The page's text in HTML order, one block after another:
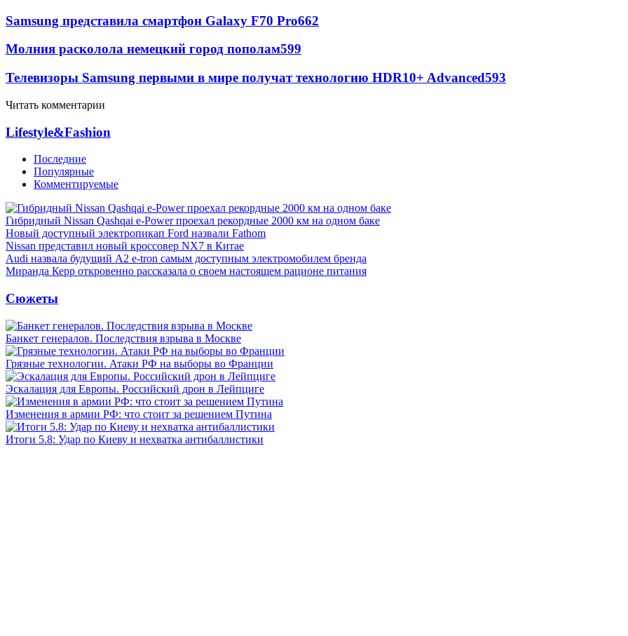
Samsung представила смартфон Galaxy F70 Pro662
Молния расколола немецкий город пополам599
Телевизоры Samsung первыми в мире получат технологию HDR10+ Advanced593
Читать комментарии
Lifestyle&Fashion
Последние
Популярные
Комментируемые
Гибридный Nissan Qashqai e-Power проехал рекордные 2000 км на одном баке
Новый доступный электропикап Ford назвали Fathom
Nissan представил новый кроссовер NX7 в Китае
Audi назвала будущий A2 e-tron самым доступным электромобилем бренда
Миранда Керр откровенно рассказала о своем настоящем рационе питания
Сюжеты
Банкет генералов. Последствия взрыва в Москве
Грязные технологии. Атаки РФ на выборы во Франции
Эскалация для Европы. Российский дрон в Лейпциге
Изменения в армии РФ: что стоит за решением Путина
Итоги 5.8: Удар по Киеву и нехватка антибаллистики